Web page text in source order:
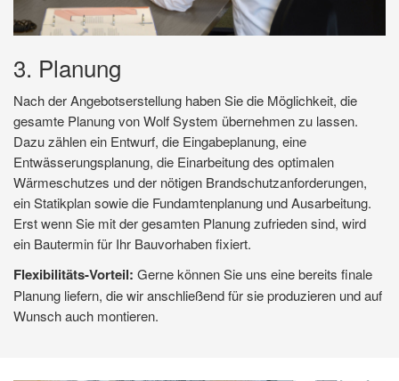
3. Planung
Nach der Angebotserstellung haben Sie die Möglichkeit, die
gesamte Planung von Wolf System übernehmen zu lassen.
Dazu zählen ein Entwurf, die Eingabeplanung, eine
Entwässerungsplanung, die Einarbeitung des optimalen
Wärmeschutzes und der nötigen Brandschutzanforderungen,
ein Statikplan sowie die Fundamtenplanung und Ausarbeitung.
Erst wenn Sie mit der gesamten Planung zufrieden sind, wird
ein Bautermin für Ihr Bauvorhaben fixiert.
Flexibilitäts-Vorteil: Gerne können Sie uns eine bereits finale
Planung liefern, die wir anschließend für sie produzieren und auf
Wunsch auch montieren.